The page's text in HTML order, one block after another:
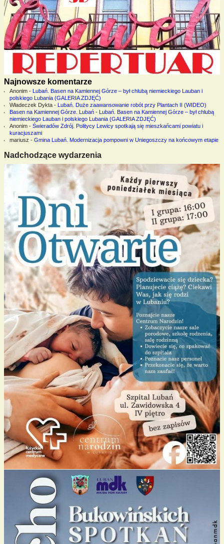
Najnowsze komentarze
Anonim- Lubań. Basen na Kamiennej Górze – był chlubą niemieckiego Lauban i
polskiego Lubania (GALERIA ZDJĘĆ)
Władeczek Dykta- Lubań. Duże zaawansowanie robót przy Plantach II (WIDEO)
Basen na Kamiennej Górze. Lubań- Lubań. Basen na Kamiennej Górze – był chlubą
niemieckiego Lauban i polskiego Lubania (GALERIA ZDJĘĆ)
Anonim- Świeradów Zdrój. Politycy Lewicy spotkają się mieszkańcami powiatu i
kuracjuszami
mariusz - Gmina Lubań. Modernizacja pompowni w Uniegoszczy na końcowym etapie
Nadchodzące wydarzenia